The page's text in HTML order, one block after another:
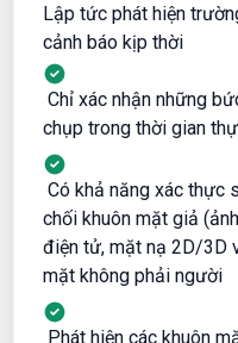
Lập tức phát hiện
cảnh báo kịp thời
Chỉ xác nhận những
chụp trong thời gian
Có khả năng xác thực
chối khuôn mặt giả
điện tử, mặt nạ 2D/3D
mặt không phải người
Phát hiện các khuôn